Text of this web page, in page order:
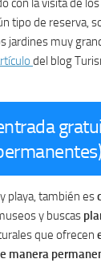
tipo de reserva,
jardines muy
del blog
playa, también es
y buscas
que ofrecen
manera